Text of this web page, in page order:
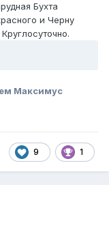
Бухта
и Черну
Максимус
9 1